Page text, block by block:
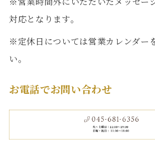
対応となります。
※定休日については営業カレンダー
い。
お電話でお問い合わせ